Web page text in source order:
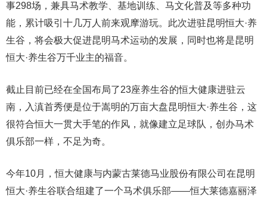
事298场，兼具马术教学、基地训练、马文化普及等多种功
能，累计吸引十几万人前来观摩游玩。此次进驻昆明恒大·养
生谷，将会极大促进昆明马术运动的发展，同时也将是昆明
恒大·养生谷万千业主的福音。
截止目前已经在全国布局了23座养生谷的恒大健康进驻云
南，入滇首秀便是位于嵩明的万亩大盘昆明恒大·养生谷，这
很符合恒大一贯大手笔的作风，就像建立足球队，创办马术
俱乐部一样，不足为奇。
今年10月，恒大健康与内蒙古莱德马业股份有限公司在昆明
恒大·养生谷联合组建了一个马术俱乐部——恒大莱德嘉丽泽